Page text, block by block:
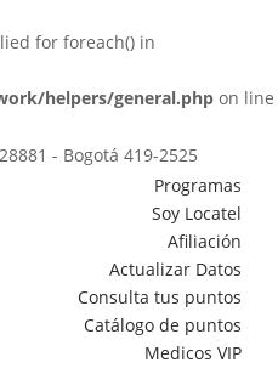
for foreach() in
helpers/general.php on line
- Bogotá 419-2525
Programas
Soy Locatel
Afiliación
Actualizar Datos
Consulta tus puntos
Catálogo de puntos
Medicos VIP